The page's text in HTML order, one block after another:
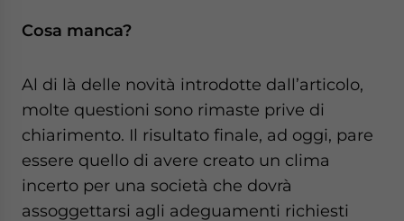
Cosa manca?
Al di là delle novità introdotte dall’articolo,
molte questioni sono rimaste prive di
chiarimento. Il risultato finale, ad oggi, pare
essere quello di avere creato un clima
incerto per una società che dovrà
assoggettarsi agli adeguamenti richiesti